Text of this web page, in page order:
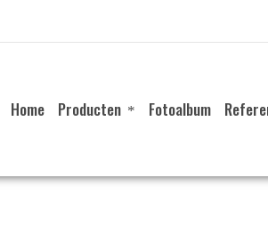
Home Producten Fotoalbum